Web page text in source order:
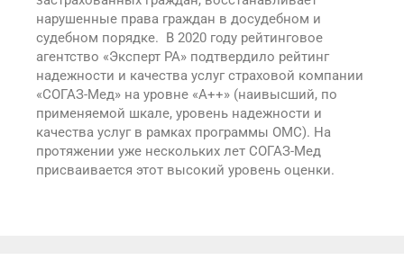
нарушенные права граждан в досудебном и
судебном порядке. В 2020 году рейтинговое
агентство «Эксперт РА» подтвердило рейтинг
надежности и качества услуг страховой компании
«СОГАЗ-Мед» на уровне «А++» (наивысший, по
применяемой шкале, уровень надежности и
качества услуг в рамках программы ОМС). На
протяжении уже нескольких лет СОГАЗ-Мед
присваивается этот высокий уровень оценки.